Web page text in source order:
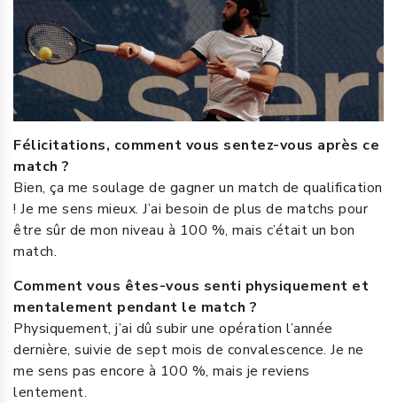
Félicitations, comment vous sentez-vous après ce
match ?
Bien, ça me soulage de gagner un match de qualification
! Je me sens mieux. J’ai besoin de plus de matchs pour
être sûr de mon niveau à 100 %, mais c’était un bon
match.
Comment vous êtes-vous senti physiquement et
mentalement pendant le match ?
Physiquement, j’ai dû subir une opération l’année
dernière, suivie de sept mois de convalescence. Je ne
me sens pas encore à 100 %, mais je reviens
lentement.